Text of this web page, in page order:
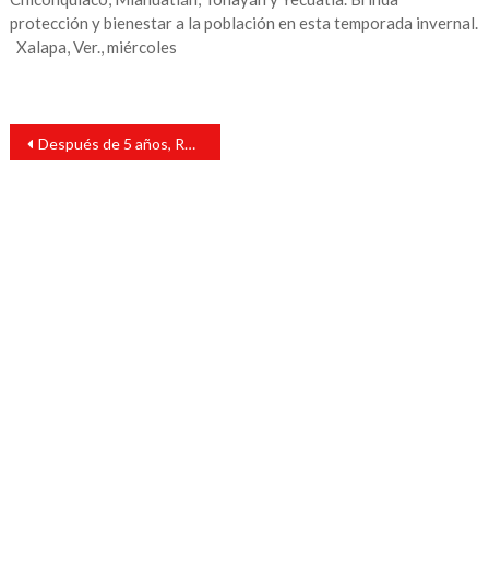
protección y bienestar a la población en esta temporada invernal.
Xalapa, Ver., miércoles
Navegación
entradas
Después de 5 años, Rosendo Pelayo desaloja departamento